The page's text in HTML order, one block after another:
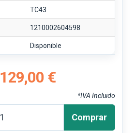
TC43
1210002604598
Disponible
129,00 €
*IVA Incluido
Comprar